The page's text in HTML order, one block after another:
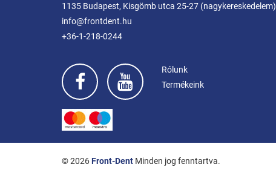
1135 Budapest, Kisgömb utca 25-27 (nagykereskedelem)
info@frontdent.hu
+36-1-218-0244
Rólunk
Termékeink
© 2026Front-Dent Minden jog fenntartva.